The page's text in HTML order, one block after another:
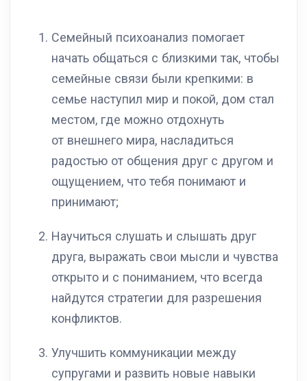
Семейный психоанализ помогает
начать общаться с близкими так, чтобы
семейные связи были крепкими: в
семье наступил мир и покой, дом стал
местом, где можно отдохнуть
от внешнего мира, насладиться
радостью от общения друг с другом и
ощущением, что тебя понимают и
принимают;
Научиться слушать и слышать друг
друга, выражать свои мысли и чувства
открыто и с пониманием, что всегда
найдутся стратегии для разрешения
конфликтов.
Улучшить коммуникации между
супругами и развить новые навыки